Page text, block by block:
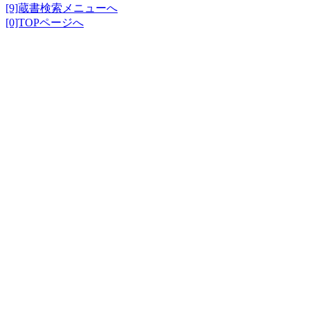
[9]蔵書検索メニューへ
[0]TOPページへ